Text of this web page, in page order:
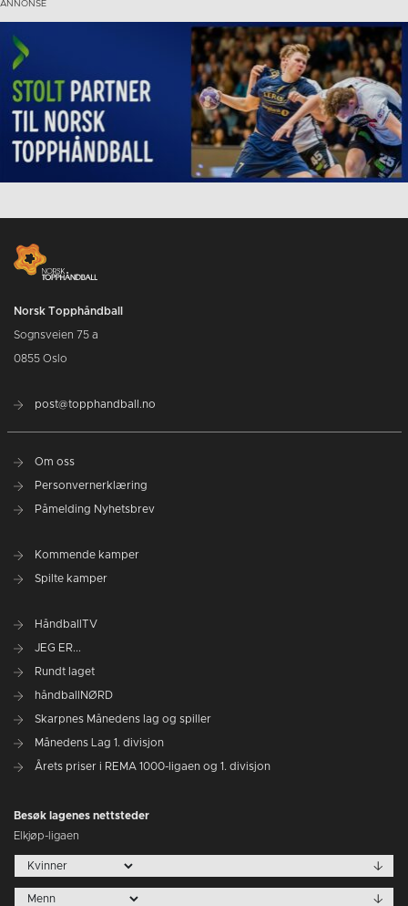
Norsk Topphåndball
Sognsveien 75 a
0855 Oslo
post@topphandball.no
Om oss
Personvernerklæring
Påmelding Nyhetsbrev
Kommende kamper
Spilte kamper
HåndballTV
JEG ER...
Rundt laget
håndballNØRD
Skarpnes Månedens lag og spiller
Månedens Lag 1. divisjon
Årets priser i REMA 1000-ligaen og 1. divisjon
Besøk lagenes nettsteder
Elkjøp-ligaen